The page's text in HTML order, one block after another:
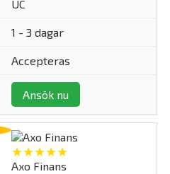
UC
1 - 3 dagar
Accepteras
Ansök nu
★★★★★
Axo Finans